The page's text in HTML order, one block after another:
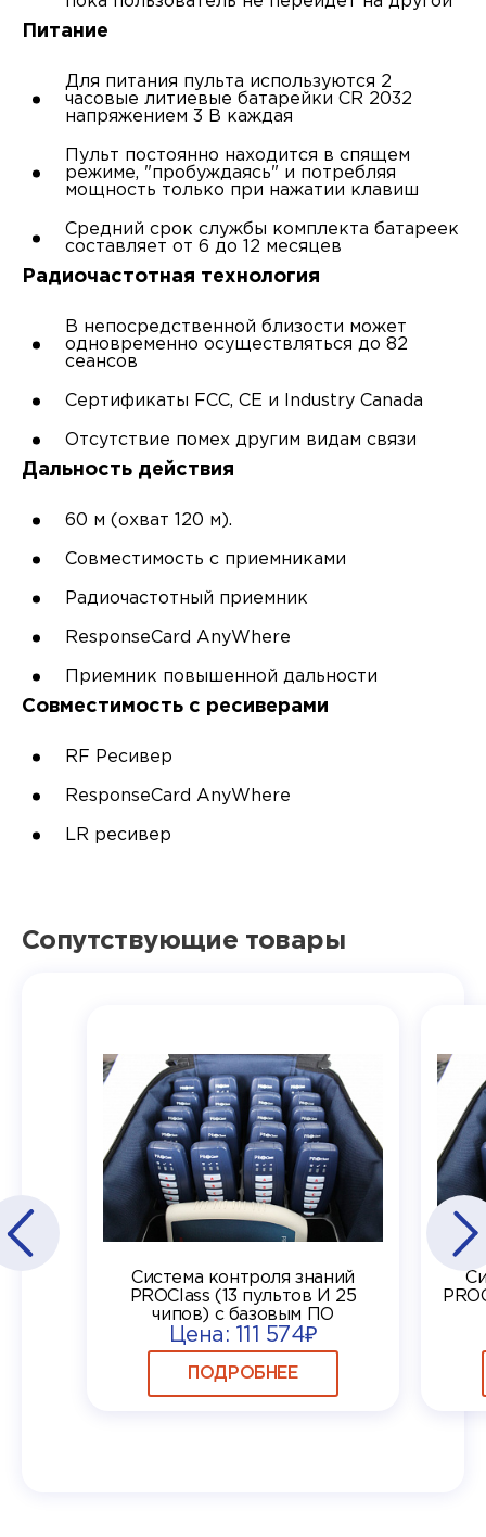
Питание
Для питания пульта используются 2
часовые литиевые батарейки CR 2032
напряжением 3 В каждая
Пульт постоянно находится в спящем
режиме, "пробуждаясь" и потребляя
мощность только при нажатии клавиш
Средний срок службы комплекта батареек
составляет от 6 до 12 месяцев
Радиочастотная технология
В непосредственной близости может
одновременно осуществляться до 82
сеансов
Сертификаты FCC, CE и Industry Canada
Отсутствие помех другим видам связи
Дальность действия
60 м (охват 120 м).
Совместимость с приемниками
Радиочастотный приемник
ResponseCard AnyWhere
Приемник повышенной дальности
Совместимость с ресиверами
RF Ресивер
ResponseCard AnyWhere
LR ресивер
Сопутствующие товары
Система контроля знаний
PROClass (13 пультов И 25
чипов) с базовым ПО
Цена: 111 574₽
ПОДРОБНЕЕ